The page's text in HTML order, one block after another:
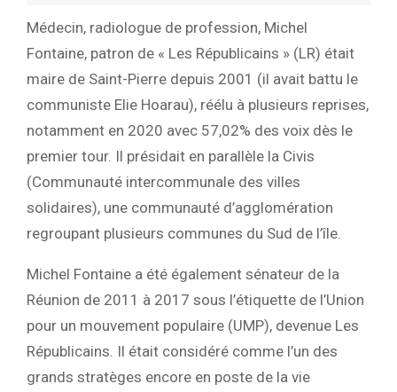
Médecin, radiologue de profession, Michel
Fontaine, patron de « Les Républicains » (LR) était
maire de Saint-Pierre depuis 2001 (il avait battu le
communiste Elie Hoarau), réélu à plusieurs reprises,
notamment en 2020 avec 57,02% des voix dès le
premier tour. Il présidait en parallèle la Civis
(Communauté intercommunale des villes
solidaires), une communauté d’agglomération
regroupant plusieurs communes du Sud de l’île.
Michel Fontaine a été également sénateur de la
Réunion de 2011 à 2017 sous l’étiquette de l’Union
pour un mouvement populaire (UMP), devenue Les
Républicains. Il était considéré comme l’un des
grands stratèges encore en poste de la vie